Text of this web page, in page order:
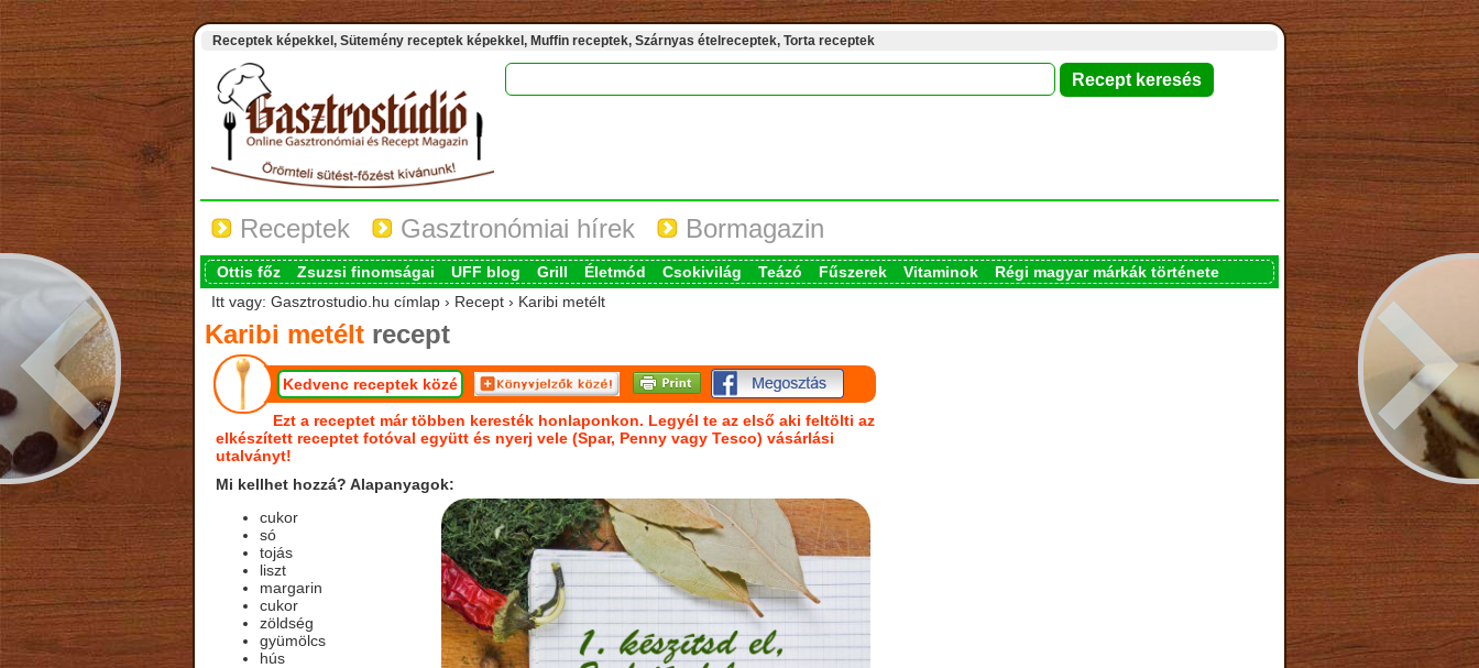
Receptek képekkel, Sütemény receptek képekkel, Muffin receptek, Szárnyas ételreceptek, Torta receptek
Receptek Gasztronómiai hírek Bormagazin
Ottis főz Zsuzsi finomságai UFF blog Grill Életmód Csokivilág Teázó Fűszerek Vitaminok
Régi magyar márkák története
Itt vagy: Gasztrostudio.hu címlap › Recept › Karibi metélt
Karibi metéltrecept
Kedvenc receptek közé
Ezt a receptet már többen keresték honlaponkon. Legyél te az első aki feltölti az
elkészített receptet fotóval együtt és nyerj vele (Spar, Penny vagy Tesco) vásárlási
utalványt!
Mi kellhet hozzá? Alapanyagok:
cukor
só
tojás
liszt
margarin
cukor
zöldség
gyümölcs
hús